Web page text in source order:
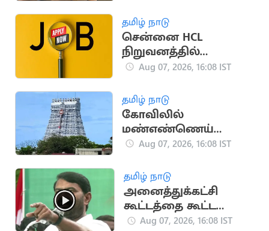
தகவல்
தமிழ் நாடு
சென்னை HCL
நிறுவனத்தில்
வேலைவாய்ப்பு:
நேர்முகத் தேர்வு!
Aug 07, 2026, 16:08 IST
தமிழ் நாடு
கோவிலில்
மண்எண்ணெய்
ஊற்றி தீக்குளித்த
அதிர்ஷ்டவசமாக உயிர்
பிழைத்தார்
Aug 07, 2026, 16:08 IST
தமிழ் நாடு
அனைத்துக்கட்சி
கூட்டத்தை கூட்ட
வேண்டும்.. சீமான்
Aug 07, 2026, 16:08 IST